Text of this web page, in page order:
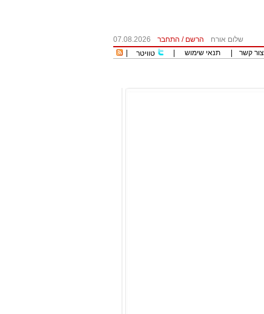
שלום אורח הרשם / התחבר
07.08.2026
צור קשר תנאי שימוש טוויטר